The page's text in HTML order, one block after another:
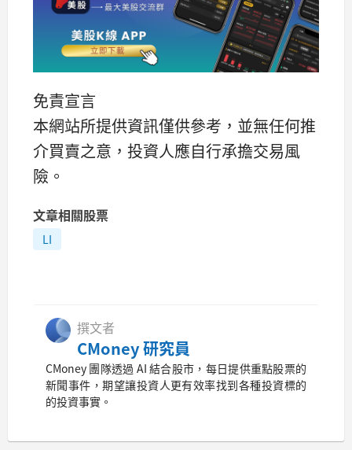
免責宣言
本網站所提供資訊僅供參考，並無任何推
介買賣之意，投資人應自行承擔交易風
險。
文章相關股票
LI
撰文者
CMoney 研究員
CMoney 團隊透過 AI 結合股市，每日提供重點股票的
新聞事件，期望讓投資人更有效率找到各種投資標的
的投資事實。